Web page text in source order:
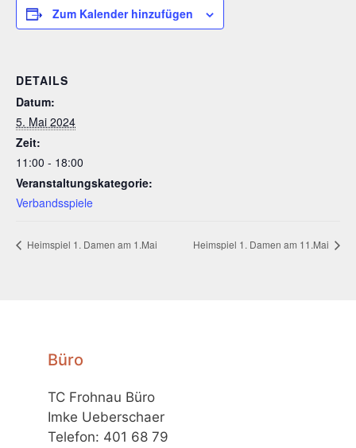
Zum Kalender hinzufügen
DETAILS
Datum:
5. Mai 2024
Zeit:
11:00 - 18:00
Veranstaltungskategorie:
Verbandsspiele
Heimspiel 1. Damen am 1.Mai Heimspiel 1. Damen am 11.Mai
Büro
TC Frohnau Büro
Imke Ueberschaer
Telefon: 401 68 79